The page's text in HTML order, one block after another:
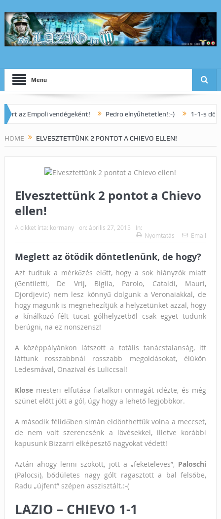
Menu
Empoli vendégeként! Pedro elnyűhetetlen!:-) 1-1-s
HOME ELVESZTETTÜNK 2 PONTOT A CHIEVO ELLEN!
Elvesztettünk 2 pontot a Chievo
ellen!
A cikket írta: kormany on: április 27, 2015
In:
Nyomtatás
Email
Meglett az ötödik döntetlenünk, de hogy?
Azt tudtuk a mérkőzés előtt, hogy a sok hiányzók miatt
(Gentiletti, De Vrij, Biglia, Parolo, Cataldi, Mauri,
Djordjevic) nem lesz könnyű dolgunk a Veronaiakkal, de
hogy magunk is megnehezítjük a helyzetünket azzal, hogy
a kínálkozó félt tucat gólhelyzetből csak egyet tudunk
berúgni, na ez nonszensz!
A középpályánkon látszott a totális tanácstalanság, itt
láttunk rosszabbnál rosszabb megoldásokat, élükön
Ledesmával, Onazival és Luliccsal!
Klose mesteri elfutása fiatalkori önmagát idézte, és még
szünet előtt jött a gól, úgy hogy a lehető legjobbkor.
A második félidőben simán eldönthettük volna a meccset,
de nem volt szerencsénk a lövésekkel, illetve korábbi
kapusunk Bizzarri elképesztő nagyokat védett!
Aztán ahogy lenni szokott, jött a „feketeleves”, Paloschi
(Palocsi), bődületes nagy gólt ragasztott a bal felsőbe,
Radu „újfent” szépen asszisztált.:-(
LAZIO – CHIEVO 1-1